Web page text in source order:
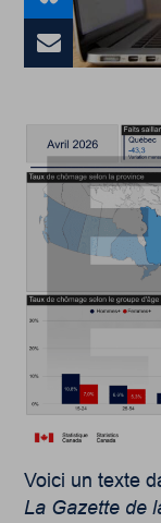
Voici un texte
La Gazette de